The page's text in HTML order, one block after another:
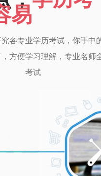
易
各专业学历考试，你手中
方便学习理解，专业名师
考试